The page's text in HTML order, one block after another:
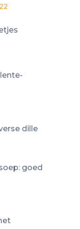
dille
goed